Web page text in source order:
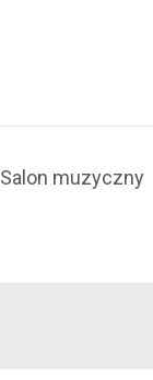
Salon muzyczny